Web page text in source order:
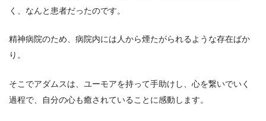
く、なんと患者だったのです。
精神病院のため、病院内には人から煙たがられるような存在ばか
り。
そこでアダムスは、ユーモアを持って手助けし、心を繋いでいく
過程で、自分の心も癒されていることに感動します。